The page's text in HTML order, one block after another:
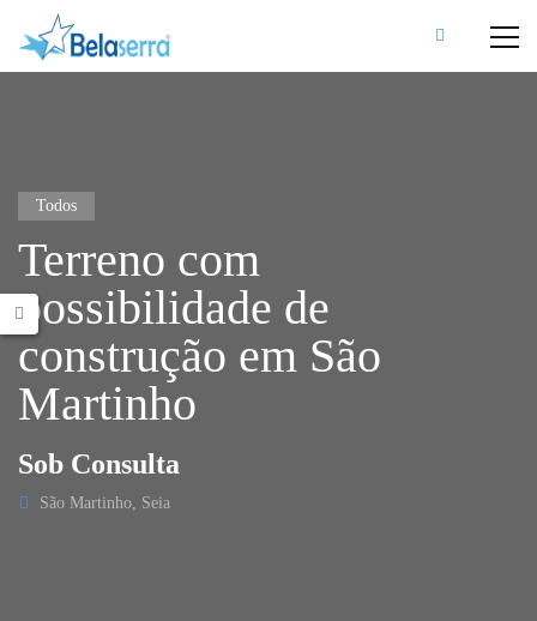
Todos
Terreno com
possibilidade de
construção em São
Martinho
Sob Consulta
São Martinho, Seia